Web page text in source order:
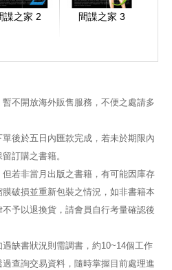
諜之家 2 間諜之家 3
不開放海外販售服務，不便之處請多
後於五日內匯款完成，若未於期限內
訂購之書籍。
若非當月出版之書籍，有可能因庫存
破損並重新包裝之情況，如非書籍本
予以退換貨，請會員自行考量確認後
缺書狀況則需調書，約10~14個工作
查詢交易資料，隨時掌握目前處理進